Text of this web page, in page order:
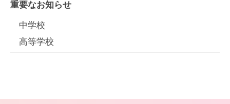
重要なお知らせ
中学校
高等学校